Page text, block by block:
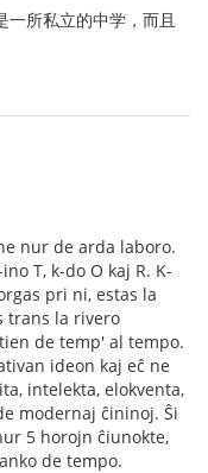
所私立的中学，而且
nur de arda laboro.
T, k-do O kaj R. K-
pri ni, estas la
trans la rivero
de temp' al tempo.
ideon kaj eĉ ne
intelekta, elokventa,
modernaj ĉininoj. Ŝi
5 horojn ĉiunokte,
de tempo.